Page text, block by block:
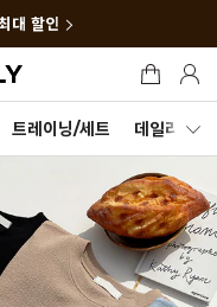
대 할인
트레이닝/세트 데일리세트